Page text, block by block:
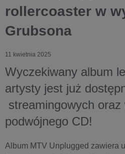
rollercoaster w
Grubsona
11 kwietnia 2025
Wyczekiwany album
artysty jest już
streamingowych oraz
podwójnego CD!
Album MTV Unplugged zawiera